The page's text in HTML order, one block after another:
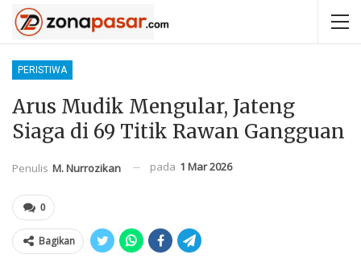
PERISTIWA
Arus Mudik Mengular, Jateng
Siaga di 69 Titik Rawan Gangguan
Penulis M. Nurrozikan pada 1 Mar 2026
0
Bagikan